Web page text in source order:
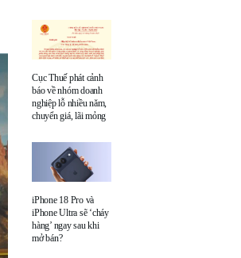
Cục Thuế phát cảnh
báo về nhóm doanh
nghiệp lỗ nhiều năm,
chuyển giá, lãi mỏng
iPhone 18 Pro và
iPhone Ultra sẽ ‘cháy
hàng’ ngay sau khi
mở bán?